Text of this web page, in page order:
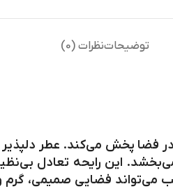
توضیحاتنظرات (0)
فضا پخش می‌کند. عطر
این رایحه تعادل
فضایی صمیمی، گرم و